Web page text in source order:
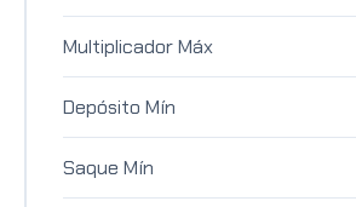
Multiplicador Máx
Depósito Mín
Saque Mín